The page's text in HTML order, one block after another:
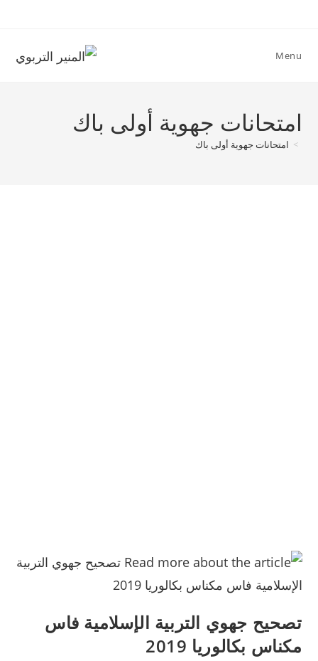
Menu
امتحانات جهوية أولى باك
> امتحانات جهوية أولى باك
تصحيح جهوي التربية الإسلامية فاس
مكناس بكالوريا 2019